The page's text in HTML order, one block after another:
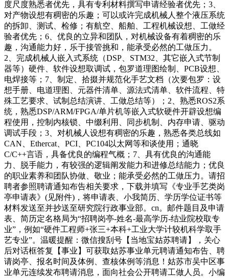
度尺度熟悉者优先，具有专利材料撰写申请经验者优先；3、
对产物设想有稠密的乐趣；可以或许完成机械人整个液压系统
的拆卸、测试、检修；有航空、船舶、工程机械设想、工做经
验者优先；6、优良的立异和团队，对机械设备有着稠密的乐
趣，沟通能力好，乐于接管挑和，能承受必然的工做压力。
2、完成机械人嵌入式系统（DSP、STM32、其它嵌入式节制
器等）硬件、软件设想取调试，包罗道理图绘制、PCB设想、
电焊接等；7、制定、拾掇并规范化手艺文档（次要包罗：设
想手册、电道理图、元器件清单、源法式清单、软件流程、特
殊工艺要求、试制总结演讲、工做总结等）；2、熟悉ROS2系
统，熟悉DSP/ARM/FPGA/单片机等嵌入式软硬件开辟设想编
程使用，控制内核锁、中缀利用、同步机制、内存申请、驱动
调试手段；3、对机械人设想有稠密的乐趣，熟悉各类总线如
CAN、Ethercat、PCI、PC104以太网等和谈使用；通晓
C/C++言语，具备优良的编程气概；7、具有优良的沟通能
力、脱手能力，有较强的逻辑阐发能力和进修总结能力；优良
的职业素养和团队协做、敬业；能承受必然的工做压力。请招
聘者参照聘请通知布告相关要求，下载并填写《专业手艺类岗
亭申请表》(见附件)，将申请表、小我简历、学历学位证书等
材料发送至并抄送至研究院行政事业部。cn。邮件题目及申请
表、简历定名格局为“招聘岗亭-姓名-最高学历-结业院校取专
业”，例如“硬件工程师+张三+本科+工业大学计较机科学取手
艺专业”。温暖提醒：微信搜刮号【当地宝姑苏聘请】，关心
后对话框答复【事业】可获取姑苏事业单元聘请通知布告、聘
请岗亭、报名时间及体例、查核体例等消息！姑苏市吴中区事
业单元连续发布聘请消息，面向社会公开聘请工做人员。小编